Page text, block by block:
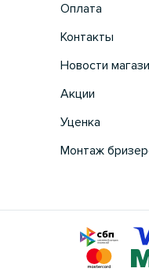
Оплата
Контакты
Новости
Акции
Уценка
Монтаж